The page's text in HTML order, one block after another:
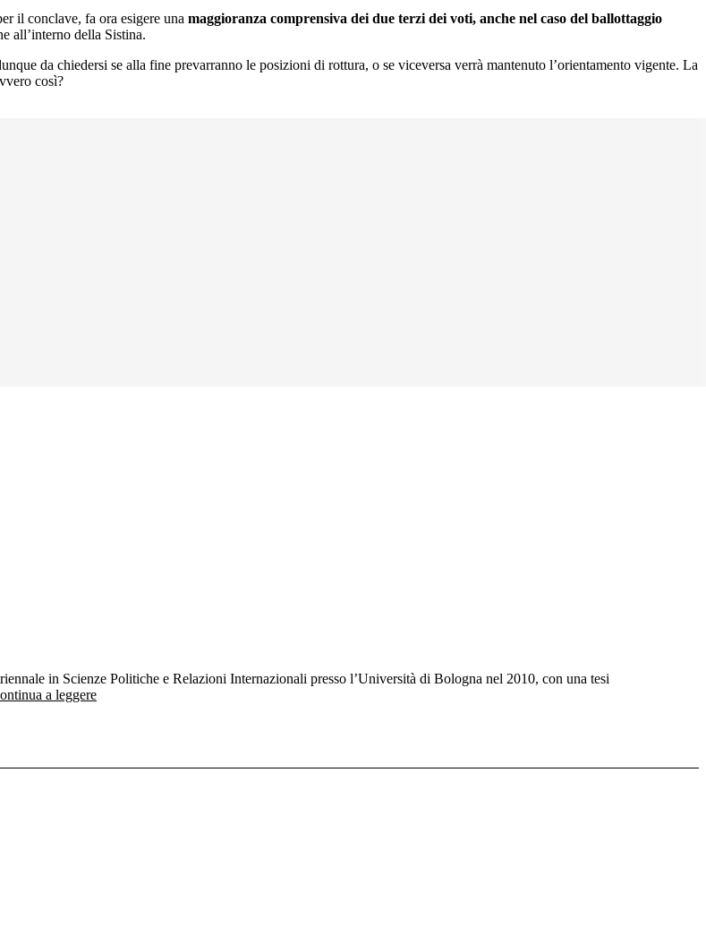
il conclave, fa ora esigere una maggioranza comprensiva dei due terzi dei voti, anche nel caso del ballottaggio
all’interno della Sistina.
da chiedersi se alla fine prevarranno le posizioni di rottura, o se viceversa verrà mantenuto l’orientamento vigente. La
così?
in Scienze Politiche e Relazioni Internazionali presso l’Università di Bologna nel 2010, con una tesi
a leggere